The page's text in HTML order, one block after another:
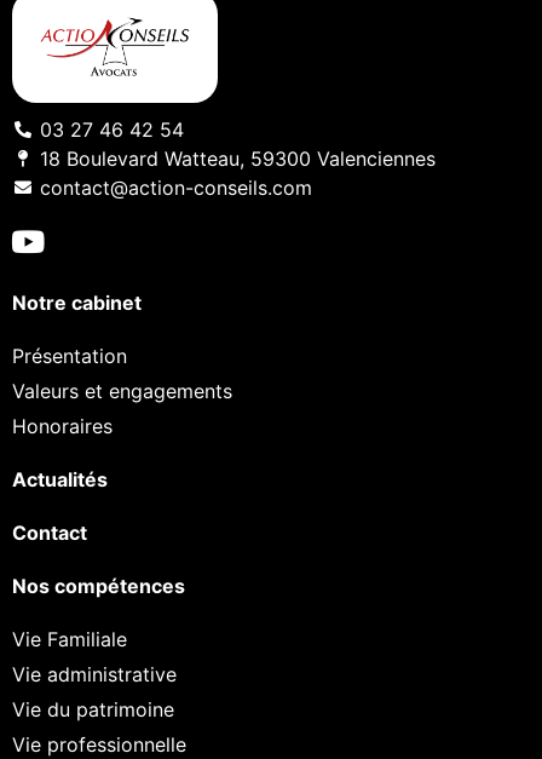
03 27 46 42 54
18 Boulevard Watteau, 59300 Valenciennes
contact@action-conseils.com
Notre cabinet
Présentation
Valeurs et engagements
Honoraires
Actualités
Contact
Nos compétences
Vie Familiale
Vie administrative
Vie du patrimoine
Vie professionnelle